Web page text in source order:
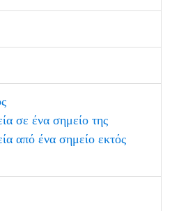
σε ένα σημείο της
από ένα σημείο εκτός